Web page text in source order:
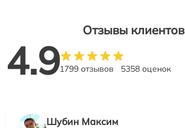
Отзывы клиентов
4.91799 отзывов 5358 оценок
Шубин Максим